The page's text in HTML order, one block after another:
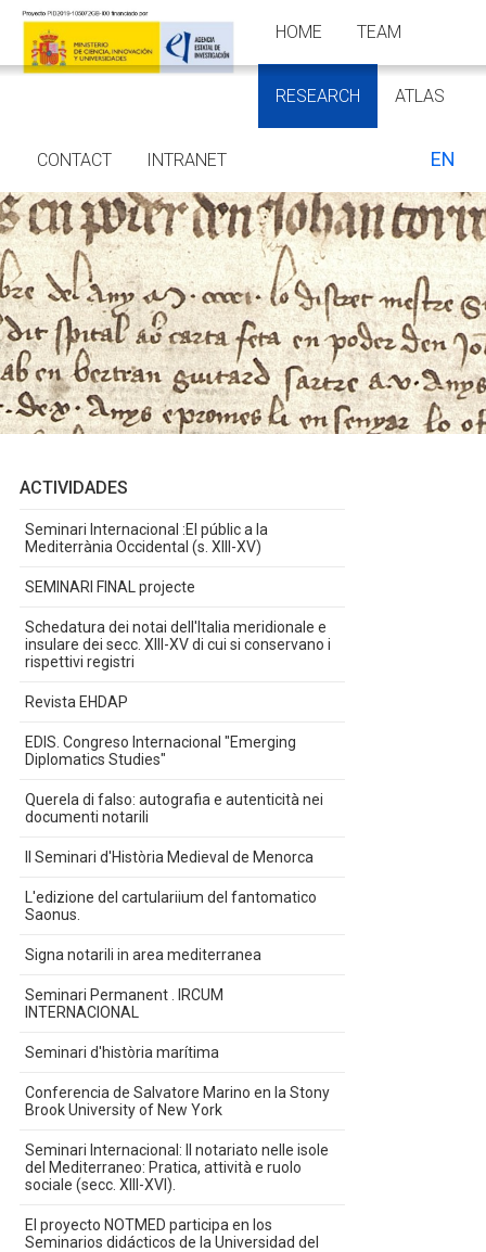
HOME TEAM
RESEARCH ATLAS
CONTACT INTRANET EN
ACTIVIDADES
Seminari Internacional :El públic a la
Mediterrània Occidental (s. XIII-XV)
SEMINARI FINAL projecte
Schedatura dei notai dell'Italia meridionale e
insulare dei secc. XIII-XV di cui si conservano i
rispettivi registri
Revista EHDAP
EDIS. Congreso Internacional "Emerging
Diplomatics Studies"
Querela di falso: autografia e autenticità nei
documenti notarili
II Seminari d'Història Medieval de Menorca
L'edizione del cartulariium del fantomatico
Saonus.
Signa notarili in area mediterranea
Seminari Permanent . IRCUM
INTERNACIONAL
Seminari d'història marítima
Conferencia de Salvatore Marino en la Stony
Brook University of New York
Seminari Internacional: Il notariato nelle isole
del Mediterraneo: Pratica, attività e ruolo
sociale (secc. XIII-XVI).
El proyecto NOTMED participa en los
Seminarios didácticos de la Universidad del